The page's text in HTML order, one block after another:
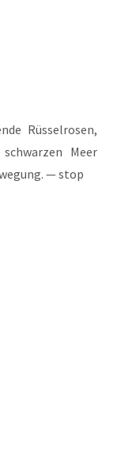
Rüs­sel­ro­sen,
Meer
— stop